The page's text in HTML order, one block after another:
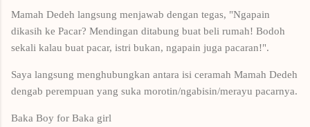
Mamah Dedeh langsung menjawab dengan tegas, "Ngapain
dikasih ke Pacar? Mendingan ditabung buat beli rumah! Bodoh
sekali kalau buat pacar, istri bukan, ngapain juga pacaran!".
Saya langsung menghubungkan antara isi ceramah Mamah Dedeh
dengab perempuan yang suka morotin/ngabisin/merayu pacarnya.
Baka Boy for Baka girl